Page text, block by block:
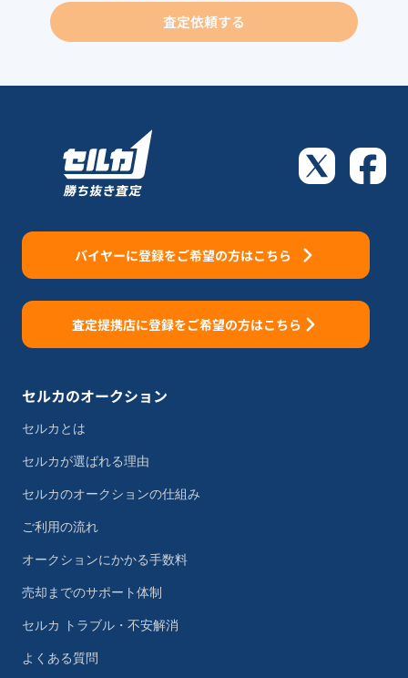
査定依頼する
バイヤーに登録をご希望の方はこちら
査定提携店に登録をご希望の方はこちら
セルカのオークション
セルカとは
セルカが選ばれる理由
セルカのオークションの仕組み
ご利用の流れ
オークションにかかる手数料
売却までのサポート体制
セルカ トラブル・不安解消
よくある質問